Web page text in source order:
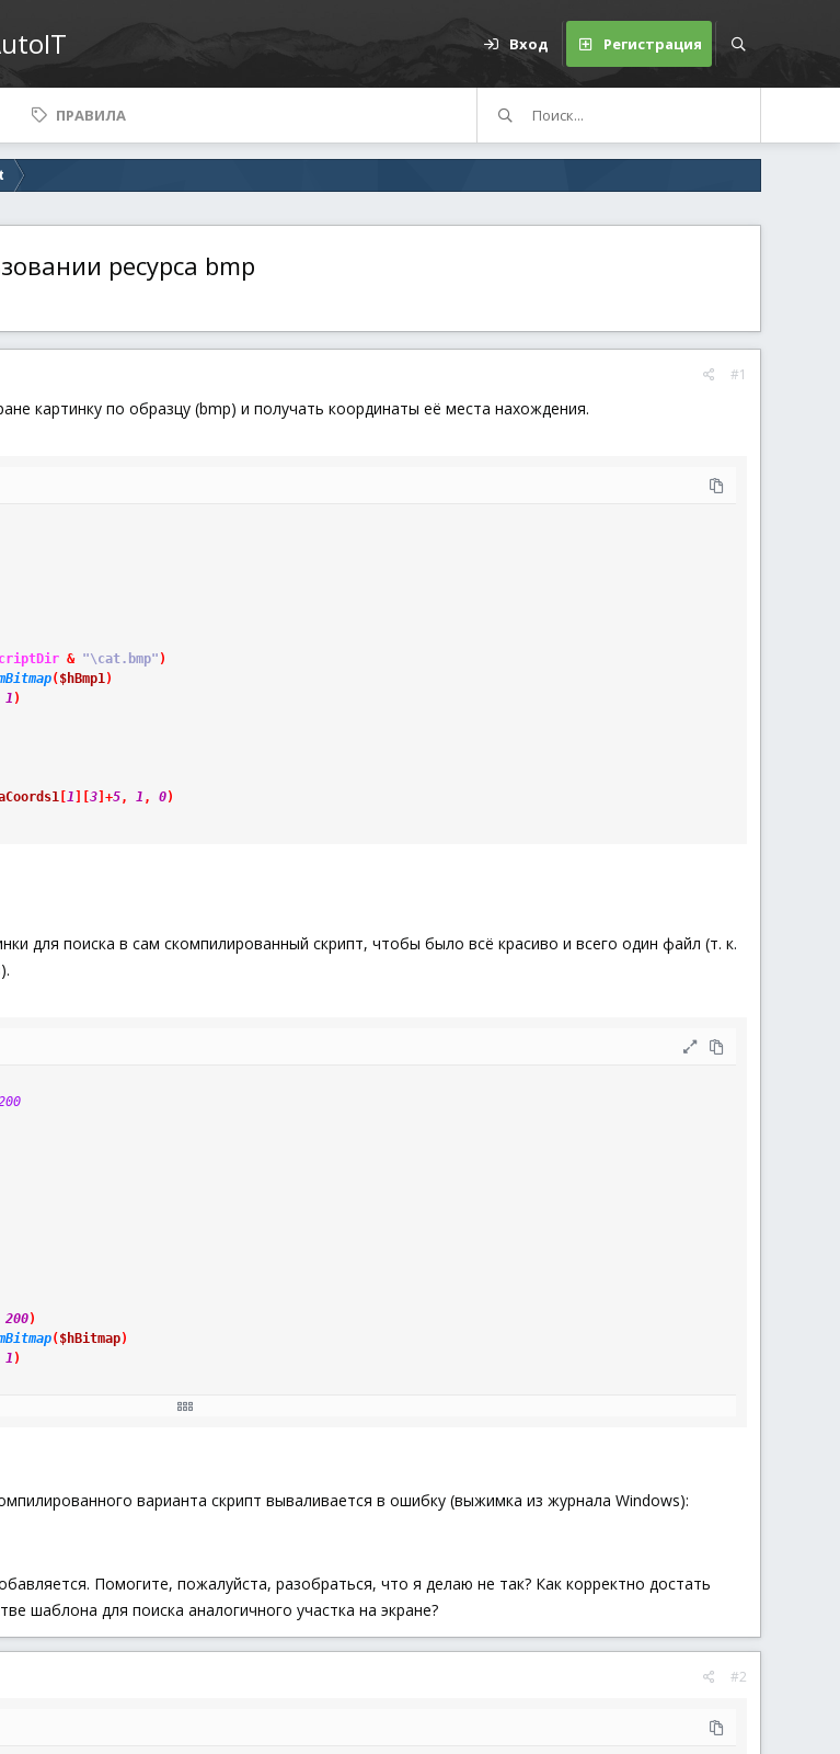
Вход Регистрация
ПРАВИЛА
ресурса bmp
#1
картинку по образцу (bmp) и получать координаты её места нахождения.
& "\cat.bmp" )
( $hBmp1)
1 )
[ 1 3] +5, 1 , 0)
для поиска в сам скомпилированный скрипт, чтобы было всё красиво и всего один файл (т. к.
200)
( $hBitmap)
1 )
варианта скрипт вываливается в ошибку (выжимка из журнала Windows):
Помогите, пожалуйста, разобраться, что я делаю не так? Как корректно достать
шаблона для поиска аналогичного участка на экране?
#2